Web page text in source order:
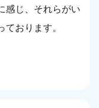
感じ、それらがい
おります。